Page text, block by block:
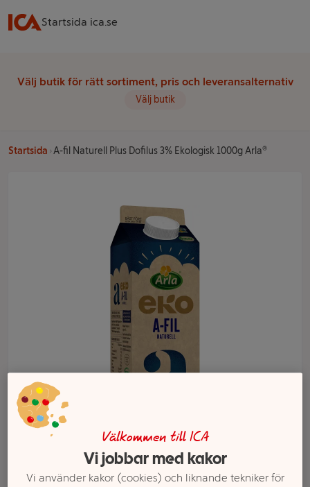
Startsida ica.se
Välj butik för rätt sortiment, pris och leveransalternativ
Välj butik
Startsida A-fil Naturell Plus Dofilus 3% Ekologisk 1000g Arla®
Välj butik och handla
Välkommen till ICA
Vi jobbar med kakor
Vi använder kakor (cookies) och liknande tekniker för